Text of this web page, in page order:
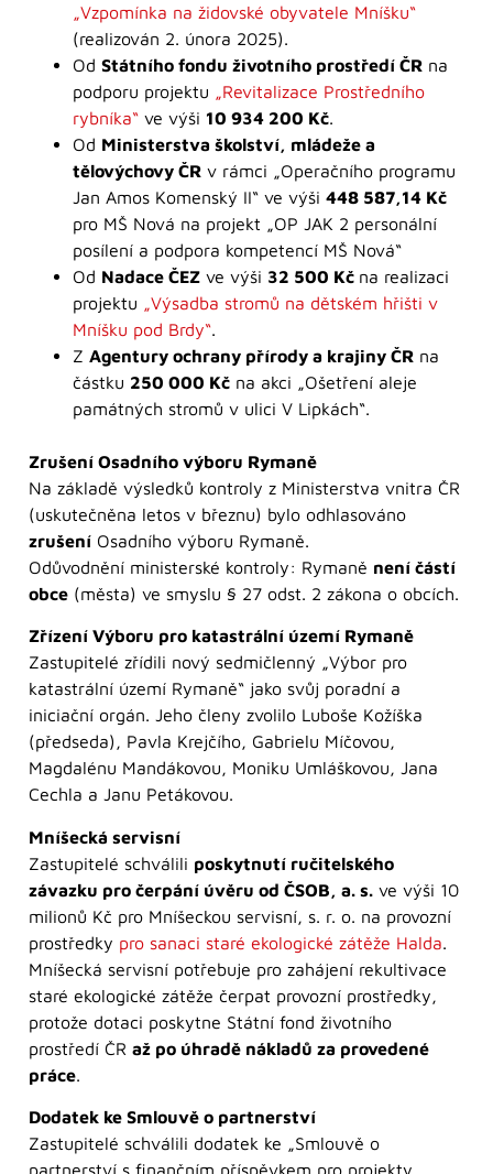
„Vzpomínka na židovské obyvatele Mníšku“
(realizován 2. února 2025).
Od Státního fondu životního prostředí ČR na
podporu projektu „Revitalizace Prostředního
rybníka“ ve výši 10 934 200 Kč.
Od Ministerstva školství, mládeže a
tělovýchovy ČR v rámci „Operačního programu
Jan Amos Komenský II“ ve výši 448 587,14 Kč
pro MŠ Nová na projekt „OP JAK 2 personální
posílení a podpora kompetencí MŠ Nová“
Od Nadace ČEZ ve výši 32 500 Kč na realizaci
projektu „Výsadba stromů na dětském hřišti v
Mníšku pod Brdy“.
Z Agentury ochrany přírody a krajiny ČR na
částku 250 000 Kč na akci „Ošetření aleje
památných stromů v ulici V Lipkách“.
Zrušení Osadního výboru Rymaně
Na základě výsledků kontroly z Ministerstva vnitra ČR
(uskutečněna letos v březnu) bylo odhlasováno
zrušení Osadního výboru Rymaně.
Odůvodnění ministerské kontroly: Rymaně není částí
obce (města) ve smyslu § 27 odst. 2 zákona o obcích.
Zřízení Výboru pro katastrální území Rymaně
Zastupitelé zřídili nový sedmičlenný „Výbor pro
katastrální území Rymaně“ jako svůj poradní a
iniciační orgán. Jeho členy zvolilo Luboše Kožíška
(předseda), Pavla Krejčího, Gabrielu Míčovou,
Magdalénu Mandákovou, Moniku Umláškovou, Jana
Cechla a Janu Petákovou.
Mníšecká servisní
Zastupitelé schválili poskytnutí ručitelského
závazku pro čerpání úvěru od ČSOB, a. s. ve výši 10
milionů Kč pro Mníšeckou servisní, s. r. o. na provozní
prostředky pro sanaci staré ekologické zátěže Halda.
Mníšecká servisní potřebuje pro zahájení rekultivace
staré ekologické zátěže čerpat provozní prostředky,
protože dotaci poskytne Státní fond životního
prostředí ČR až po úhradě nákladů za provedené
práce.
Dodatek ke Smlouvě o partnerství
Zastupitelé schválili dodatek ke „Smlouvě o
partnerství s finančním příspěvkem pro projekty